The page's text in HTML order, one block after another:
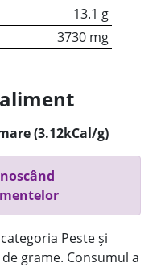
13.1 g
3730 mg
(3.12kCal/g)
Peste și
grame. Consumul a